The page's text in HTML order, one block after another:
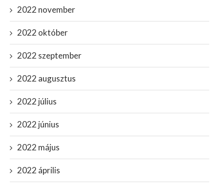
2022 november
2022 október
2022 szeptember
2022 augusztus
2022 július
2022 június
2022 május
2022 április